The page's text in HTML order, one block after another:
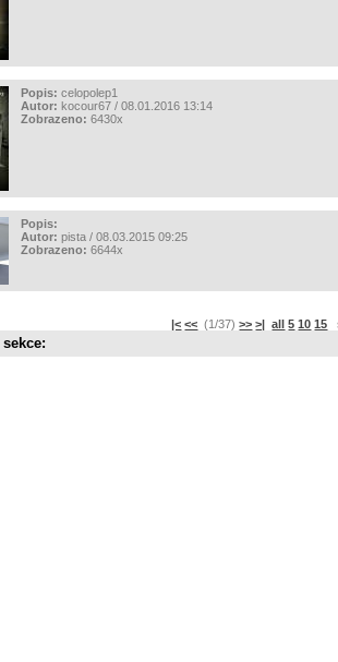
Popis: celopolep1
Autor: kocour67 / 08.01.2016 13:14
Zobrazeno: 6430x
Popis:
Autor: pista / 08.03.2015 09:25
Zobrazeno: 6644x
|< << (1/37)>> >| all 5 10 15